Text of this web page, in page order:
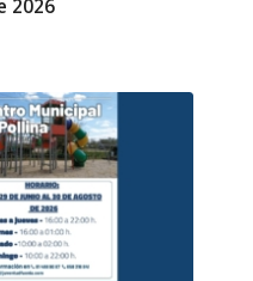
2026